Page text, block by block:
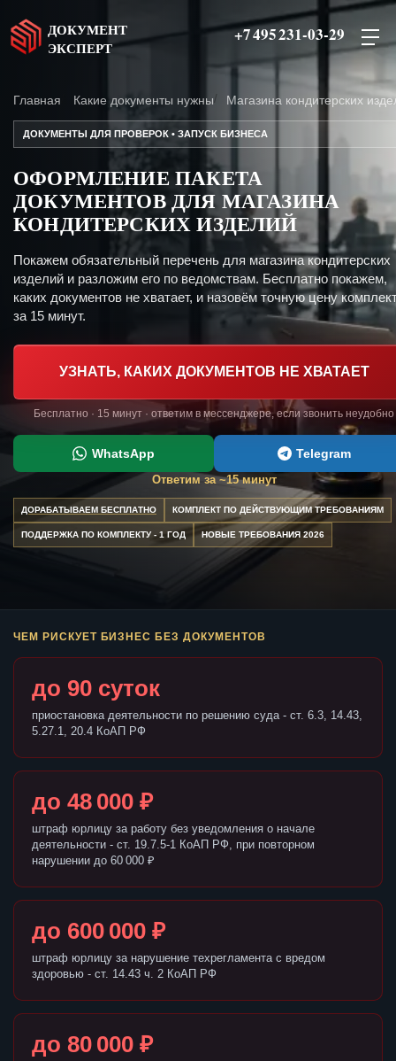
ДОКУМЕНТ
ЭКСПЕРТ
+7 495 231-03-29
Главная Какие документы нужны Магазина кондитерских
ДОКУМЕНТЫ ДЛЯ ПРОВЕРОК • ЗАПУСК БИЗНЕСА
ОФОРМЛЕНИЕ ПАКЕТА
ДОКУМЕНТОВ ДЛЯ МАГАЗИНА
КОНДИТЕРСКИХ ИЗДЕЛИЙ
Покажем обязательный перечень для магазина кондитерских
изделий и разложим его по ведомствам. Бесплатно покажем,
каких документов не хватает, и назовём точную цену
за 15 минут.
УЗНАТЬ, КАКИХ ДОКУМЕНТОВ НЕ ХВАТАЕТ
Бесплатно · 15 минут · ответим в мессенджере, если звонить неудобно
WhatsApp Telegram
Ответим за ~15 минут
ДОРАБАТЫВАЕМ БЕСПЛАТНО КОМПЛЕКТ ПО ДЕЙСТВУЮЩИМ ТРЕБОВАНИЯМ
ПОДДЕРЖКА ПО КОМПЛЕКТУ - 1 ГОД НОВЫЕ ТРЕБОВАНИЯ 2026
ЧЕМ РИСКУЕТ БИЗНЕС БЕЗ ДОКУМЕНТОВ
до 90 суток
приостановка деятельности по решению суда - ст. 6.3, 14.43,
5.27.1, 20.4 КоАП РФ
до 48 000 ₽
штраф юрлицу за работу без уведомления о начале
деятельности - ст. 19.7.5-1 КоАП РФ, при повторном
нарушении до 60 000 ₽
до 600 000 ₽
штраф юрлицу за нарушение техрегламента с вредом
здоровью - ст. 14.43 ч. 2 КоАП РФ
до 80 000 ₽